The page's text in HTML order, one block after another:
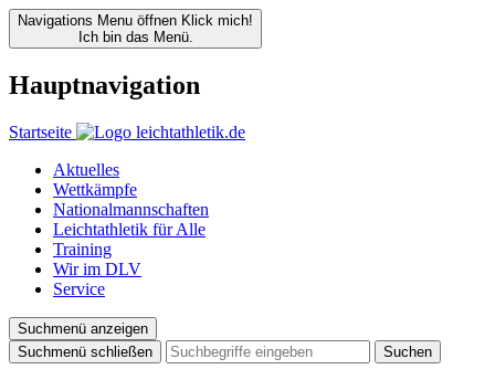
Navigations Menu öffnen Klick mich!
Ich bin das Menü.
Hauptnavigation
Startseite
Aktuelles
Wettkämpfe
Nationalmannschaften
Leichtathletik für Alle
Training
Wir im DLV
Service
Suchmenü anzeigen
Suchmenü schließen
Suchen